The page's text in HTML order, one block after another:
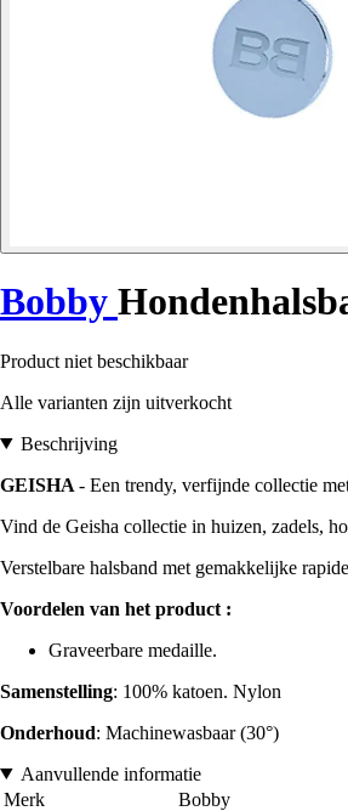
Bobby
Product niet beschikbaar
Alle varianten zijn uitverkocht
Beschrijving
GEISHA - Een trendy, verfijnde collectie
Vind de Geisha collectie in huizen, zadels,
Verstelbare halsband met gemakkelijke
Voordelen van het product :
Graveerbare medaille.
Samenstelling: 100% katoen. Nylon
Onderhoud: Machinewasbaar (30°)
Aanvullende informatie
Merk
Bobby